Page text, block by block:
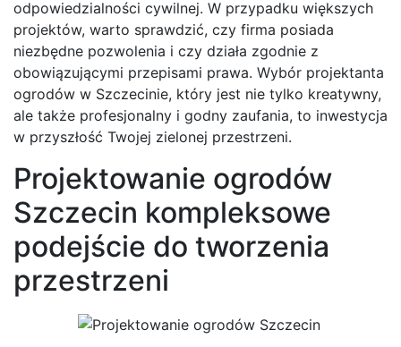
odpowiedzialności cywilnej. W przypadku większych
projektów, warto sprawdzić, czy firma posiada
niezbędne pozwolenia i czy działa zgodnie z
obowiązującymi przepisami prawa. Wybór projektanta
ogrodów w Szczecinie, który jest nie tylko kreatywny,
ale także profesjonalny i godny zaufania, to inwestycja
w przyszłość Twojej zielonej przestrzeni.
Projektowanie ogrodów
Szczecin kompleksowe
podejście do tworzenia
przestrzeni